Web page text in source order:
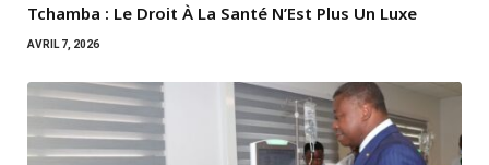
Tchamba : Le Droit À La Santé N’Est Plus Un Luxe
AVRIL 7, 2026